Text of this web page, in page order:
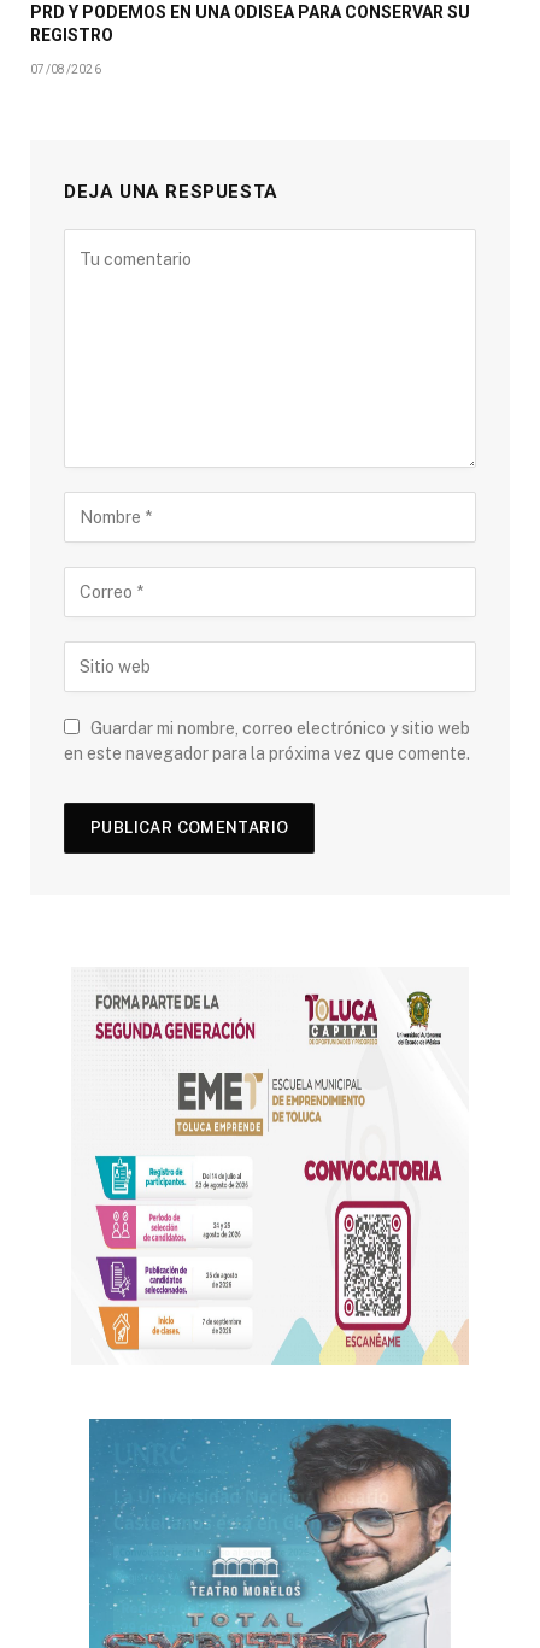
PRD Y PODEMOS EN UNA ODISEA PARA CONSERVAR SU
REGISTRO
07/08/2026
DEJA UNA RESPUESTA
Guardar mi nombre, correo electrónico y sitio web
en este navegador para la próxima vez que comente.